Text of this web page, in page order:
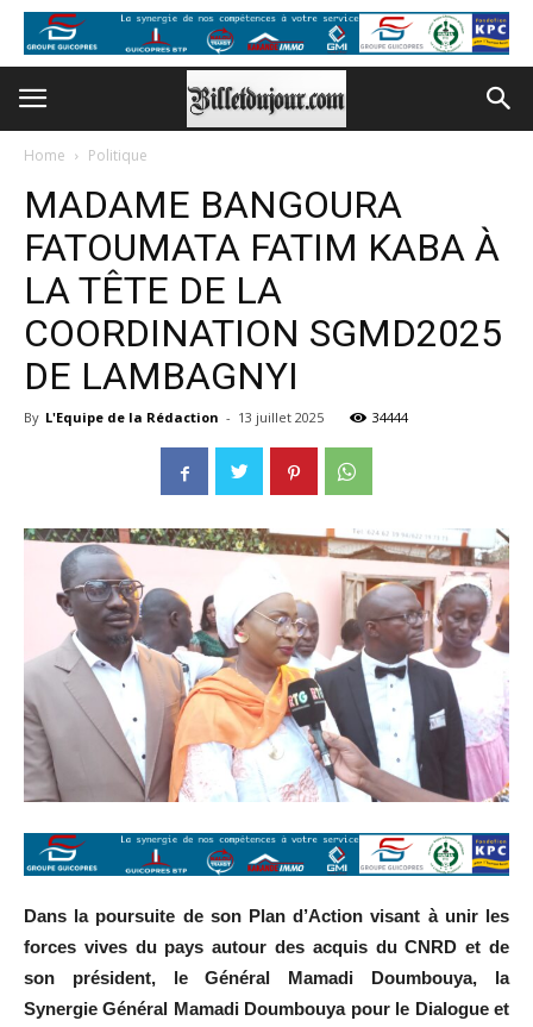
Home Politique
MADAME BANGOURA
FATOUMATA FATIM KABA À
LA TÊTE DE LA
COORDINATION SGMD2025
DE LAMBAGNYI
By L'Equipe de la Rédaction - 13 juillet 2025 34444
Dans la poursuite de son Plan d’Action visant à unir les
forces vives du pays autour des acquis du CNRD et de
son président, le Général Mamadi Doumbouya, la
Synergie Général Mamadi Doumbouya pour le Dialogue et